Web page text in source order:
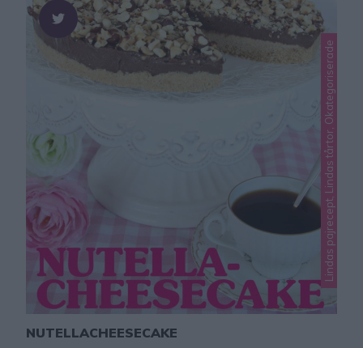
Lindas pajrecept, Lindas tårtor, Okategoriserade
NUTELLACHEESECAKE